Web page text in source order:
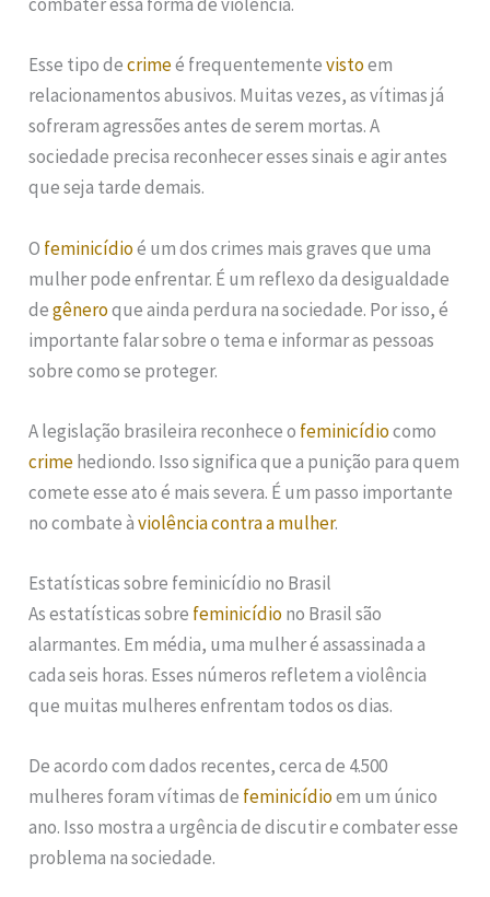
Esse tipo decrimeé frequentementevistoem
relacionamentos abusivos. Muitas vezes, as vítimas já
sofreram agressões antes de serem mortas. A
sociedade precisa reconhecer esses sinais e agir antes
que seja tarde demais.
O feminicídioé um dos crimes mais graves que uma
mulher pode enfrentar. É um reflexo da desigualdade
degêneroque ainda perdura na sociedade. Por isso, é
importante falar sobre o tema e informar as pessoas
sobre como se proteger.
A legislação brasileira reconhece o feminicídiocomo
crimehediondo. Isso significa que a punição para quem
comete esse ato é mais severa. É um passo importante
no combate àviolência contra a mulher.
Estatísticas sobre feminicídio no Brasil
As estatísticas sobre feminicídiono Brasil são
alarmantes. Em média, uma mulher é assassinada a
cada seis horas. Esses números refletem a violência
que muitas mulheres enfrentam todos os dias.
De acordo com dados recentes, cerca de 4.500
mulheres foram vítimas de feminicídioem um único
ano. Isso mostra a urgência de discutir e combater esse
problema na sociedade.